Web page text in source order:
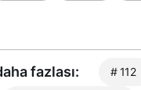
fazlası: # 112